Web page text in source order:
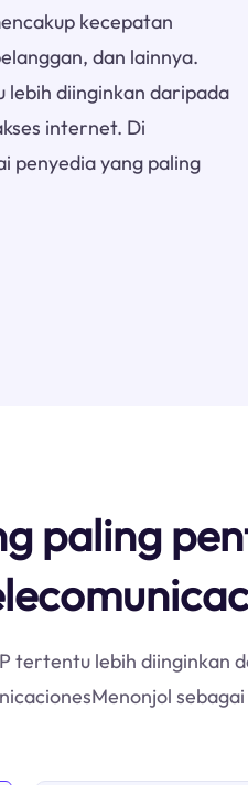
kecepatan
dan lainnya.
lebih diinginkan daripada
internet. Di
penyedia yang paling
paling
tertentu lebih diinginkan